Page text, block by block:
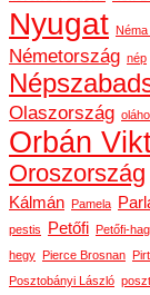
Nyugat
Németország nép
Olaszország
Orbán
Oroszország
Kálmán Pamela
pestis Petőfi Petőfi-
hegy Pierce Brosnan
Posztobányi László